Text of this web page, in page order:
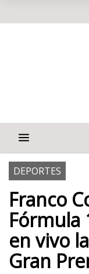
DEPORTES
Franco
Fórmula
en vivo
Gran